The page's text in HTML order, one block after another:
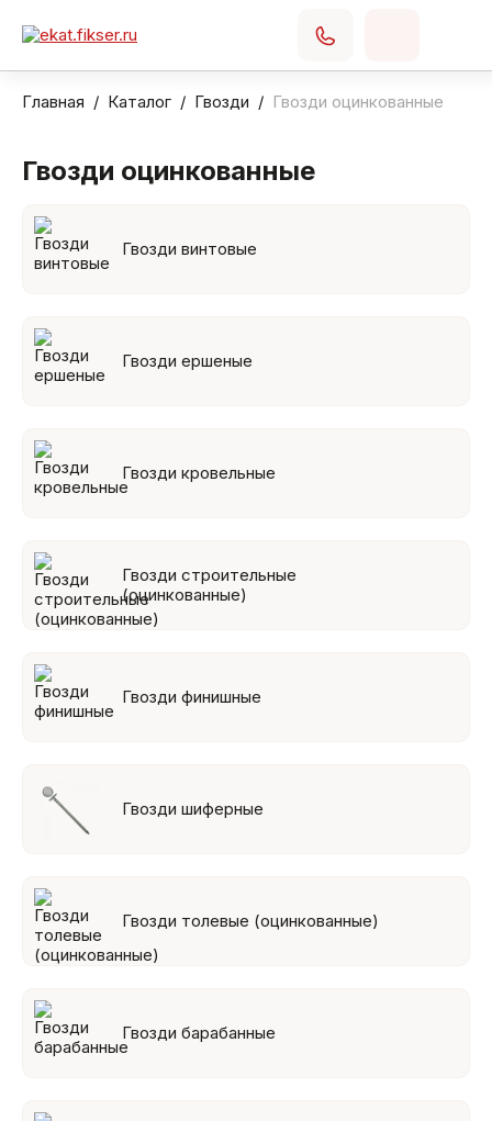
Главная Каталог Гвозди Гвозди оцинкованные
Гвозди оцинкованные
Гвозди винтовые
Гвозди ершеные
Гвозди кровельные
Гвозди строительные
(оцинкованные)
Гвозди финишные
Гвозди шиферные
Гвозди толевые (оцинкованные)
Гвозди барабанные